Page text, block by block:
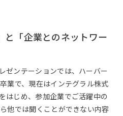
と「企業とのネットワー
ゼンテーションでは、ハーバー
業で、現在はインテグラル株式
はじめ、参加企業でご活躍中の
他では聞くことができない内容